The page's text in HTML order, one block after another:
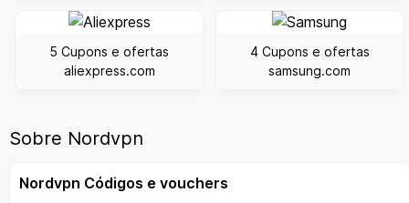
5 Cupons e ofertas
aliexpress.com
4 Cupons e ofertas
samsung.com
Sobre Nordvpn
Nordvpn Códigos e vouchers